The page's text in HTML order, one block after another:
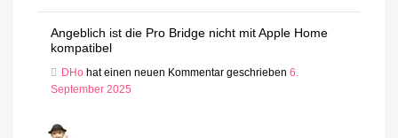
Angeblich ist die Pro Bridge nicht mit Apple Home
kompatibel
DHo hat einen neuen Kommentar geschrieben 6.
September 2025